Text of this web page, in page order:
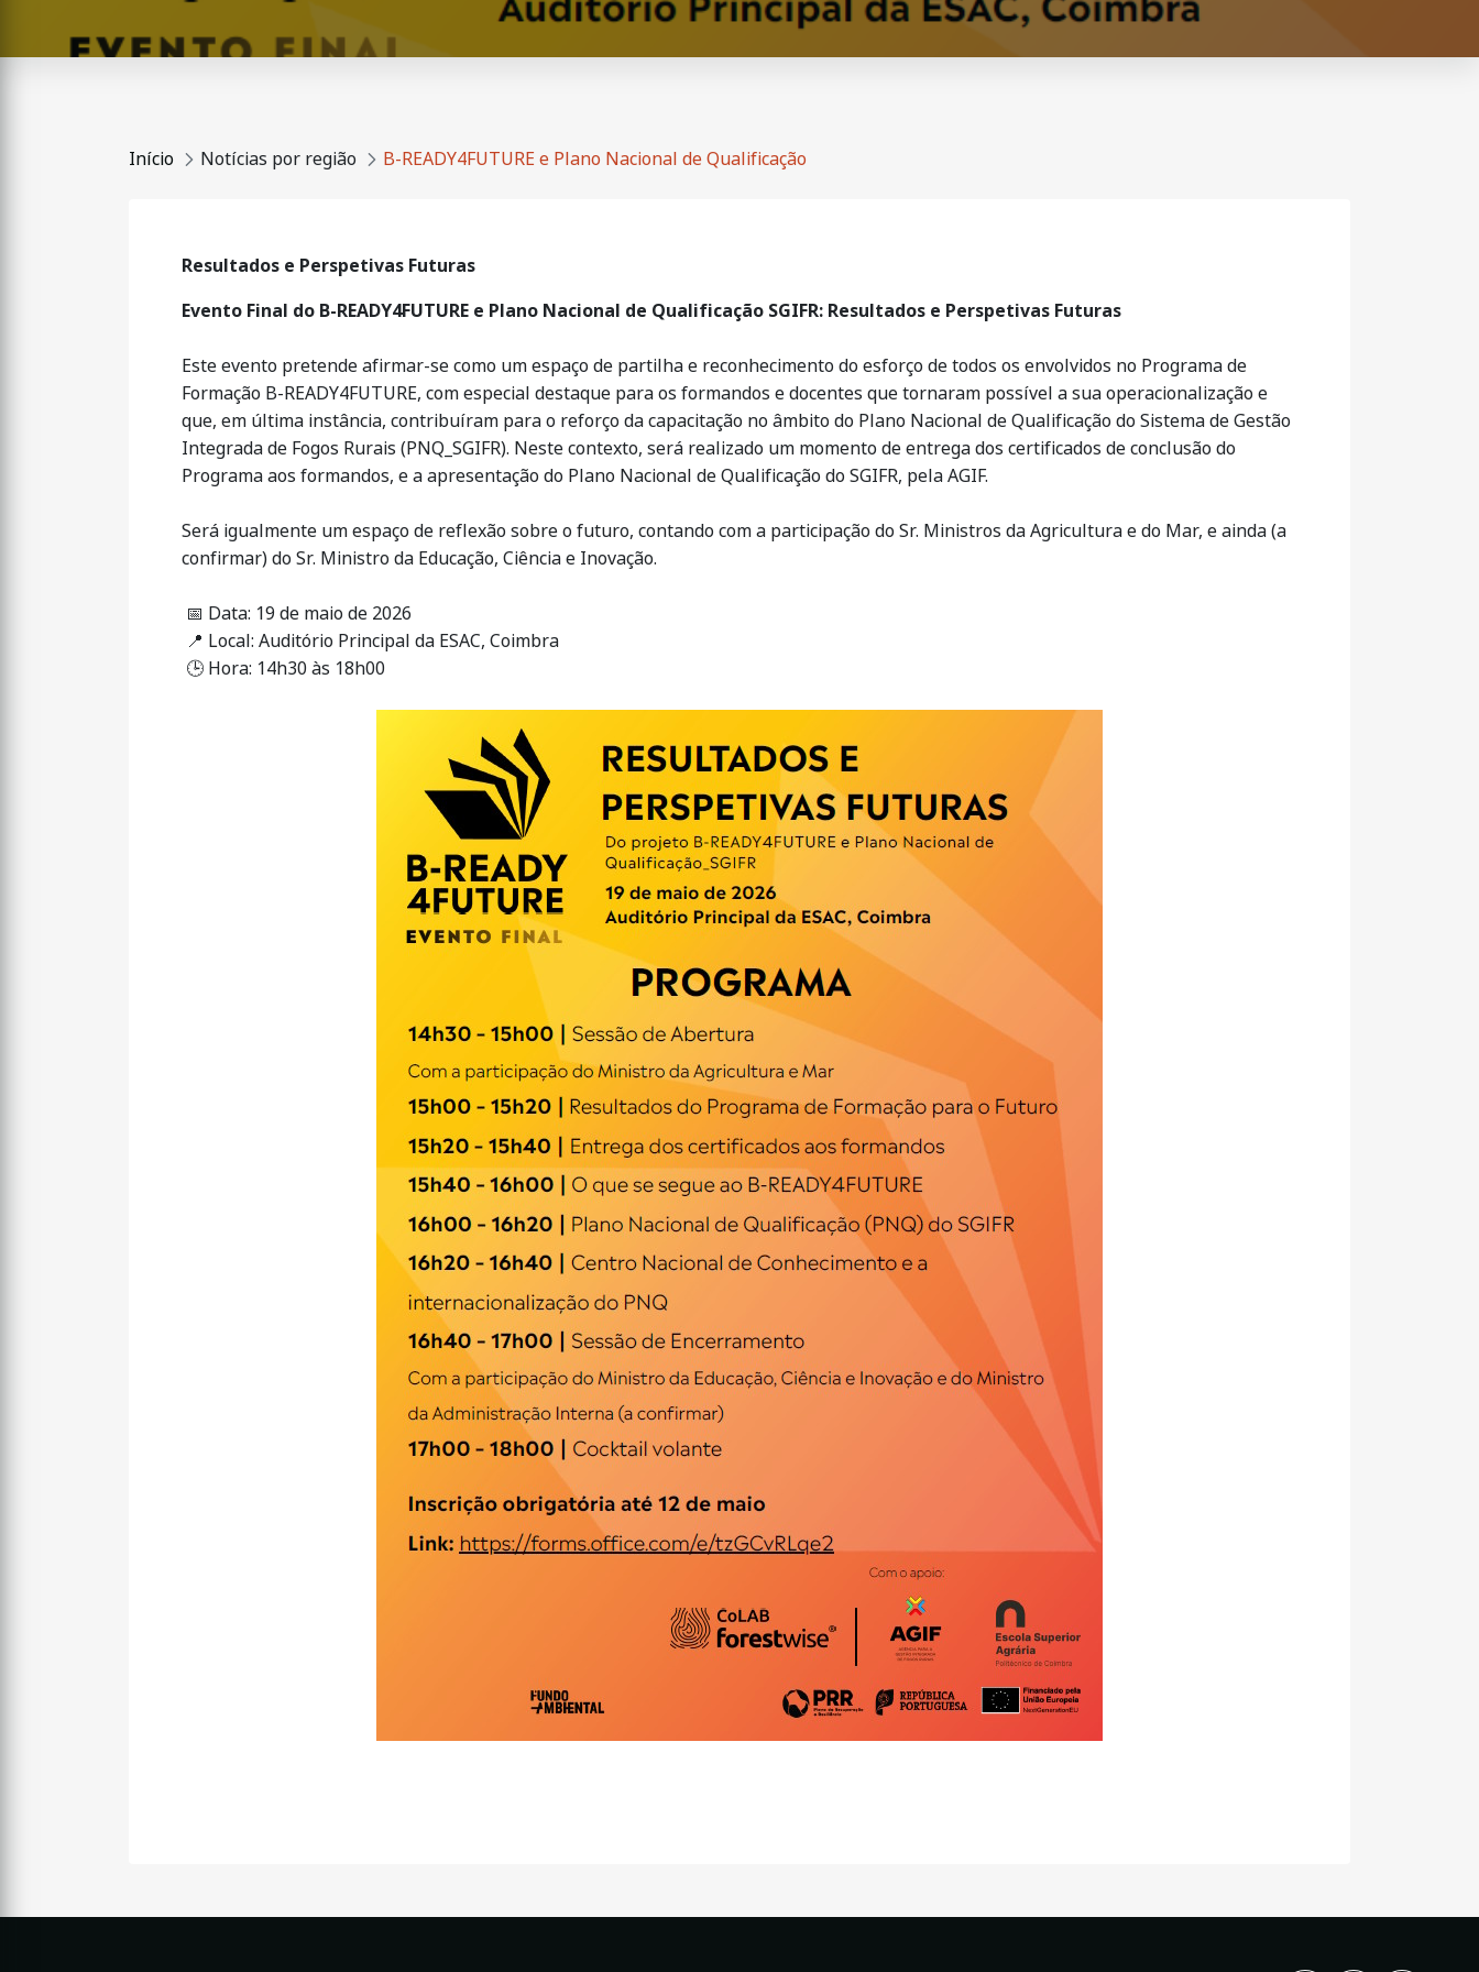
Início Notícias por região B-READY4FUTURE e Plano Nacional de Qualificação
Resultados e Perspetivas Futuras
Evento Final do B-READY4FUTURE e Plano Nacional de Qualificação SGIFR: Resultados e Perspetivas Futuras
Este evento pretende afirmar-se como um espaço de partilha e reconhecimento do esforço de todos os envolvidos no Programa de
Formação B-READY4FUTURE, com especial destaque para os formandos e docentes que tornaram possível a sua operacionalização e
que, em última instância, contribuíram para o reforço da capacitação no âmbito do Plano Nacional de Qualificação do Sistema de Gestão
Integrada de Fogos Rurais (PNQ_SGIFR). Neste contexto, será realizado um momento de entrega dos certificados de conclusão do
Programa aos formandos, e a apresentação do Plano Nacional de Qualificação do SGIFR, pela AGIF.
Será igualmente um espaço de reflexão sobre o futuro, contando com a participação do Sr. Ministros da Agricultura e do Mar, e ainda (a
confirmar) do Sr. Ministro da Educação, Ciência e Inovação.
📅 Data: 19 de maio de 2026
📍 Local: Auditório Principal da ESAC, Coimbra
🕒 Hora: 14h30 às 18h00